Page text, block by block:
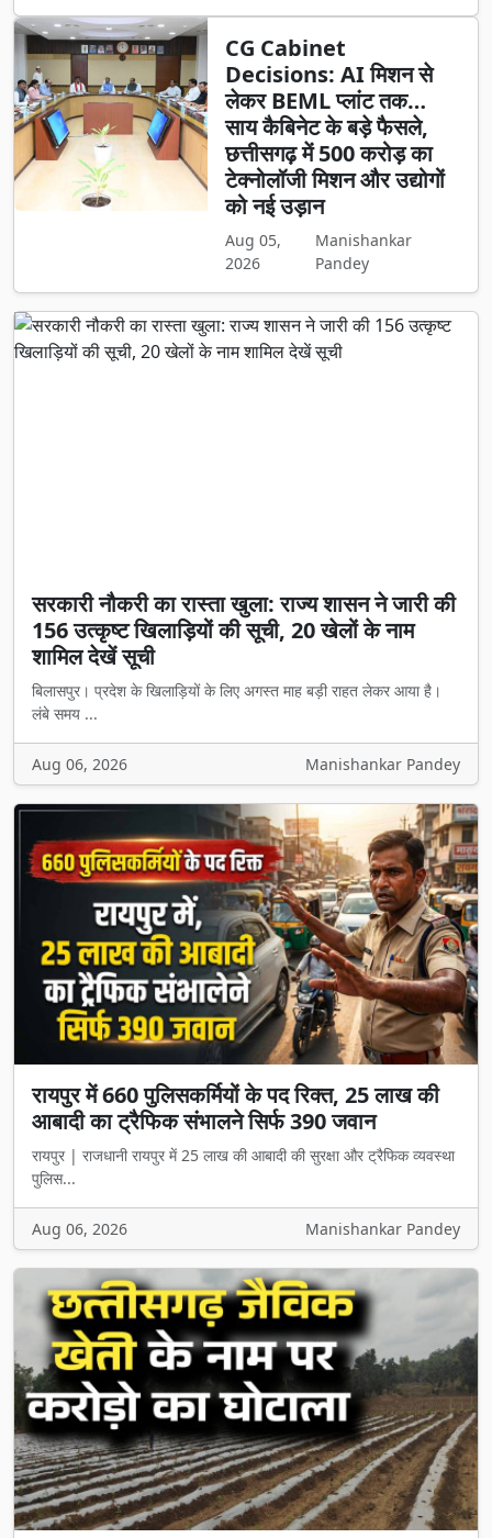
CG Cabinet
Decisions: AI मिशन से
लेकर BEML प्लांट तक…
साय कैबिनेट के बड़े फैसले,
छत्तीसगढ़ में 500 करोड़ का
टेक्नोलॉजी मिशन और उद्योगों
को नई उड़ान
Aug 05,
2026
Manishankar
Pandey
सरकारी नौकरी का रास्ता खुला: राज्य शासन ने जारी की
156 उत्कृष्ट खिलाड़ियों की सूची, 20 खेलों के नाम
शामिल देखें सूची
बिलासपुर। प्रदेश के खिलाड़ियों के लिए अगस्त माह बड़ी राहत लेकर आया है।
लंबे समय ...
Aug 06, 2026 Manishankar Pandey
रायपुर में 660 पुलिसकर्मियों के पद रिक्त, 25 लाख की
आबादी का ट्रैफिक संभालने सिर्फ 390 जवान
रायपुर | राजधानी रायपुर में 25 लाख की आबादी की सुरक्षा और ट्रैफिक व्यवस्था
पुलिस...
Aug 06, 2026 Manishankar Pandey